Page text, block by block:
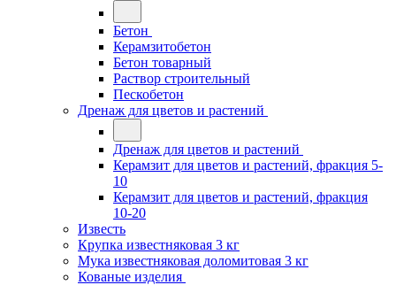
Бетон
Керамзитобетон
Бетон товарный
Раствор строительный
Пескобетон
Дренаж для цветов и растений
Дренаж для цветов и растений
Керамзит для цветов и растений, фракция 5-
10
Керамзит для цветов и растений, фракция
10-20
Известь
Крупка известняковая 3 кг
Мука известняковая доломитовая 3 кг
Кованые изделия